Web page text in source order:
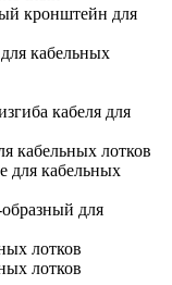
кронштейн для
кабельных
кабеля для
кабельных лотков
для кабельных
для
лотков
лотков